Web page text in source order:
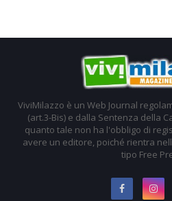
ViviMilazzo è un Web Journal
(art.3-Bis) e dalla Sentenza della
quanto tale non ha l'obbligo di
avere un editore, poiché rientra
tipo Free